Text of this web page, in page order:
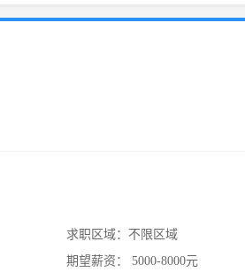
求职区域： 不限区域
期望薪资：
5000-8000元